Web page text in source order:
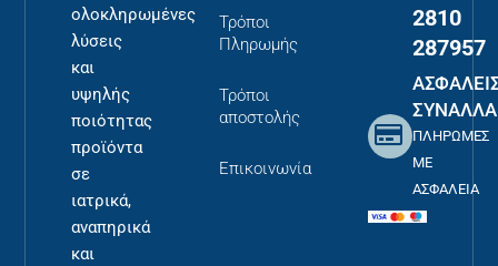
ολοκληρωμένες
λύσεις
και
υψηλής
ποιότητας
προϊόντα
σε
ιατρικά,
αναπηρικά
και
Τρόποι
Πληρωμής
Τρόποι
αποστολής
Επικοινωνία
2810
287957
ΠΛΗΡΩΜΕΣ
ΜΕ
ΑΣΦΑΛΕΙΑ